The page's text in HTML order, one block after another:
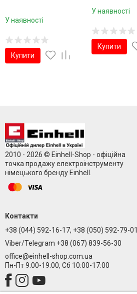
У наявності
Купити
У наявності
Купити
2010 - 2026 © Einhell-Shop - офіційна
точка продажу електроінструменту
німецького бренду Einhell.
Контакти
+38 (044) 592-16-17, +38 (050) 592-79-01
Viber/Telegram +38 (067) 839-56-30
office@einhell-shop.com.ua
Пн-Пт 9:00-19:00, Сб 10:00-17:00